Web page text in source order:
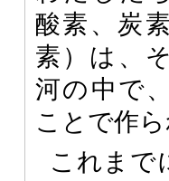
酸素、炭
素）は、
河の中で
ことで作ら
これまで